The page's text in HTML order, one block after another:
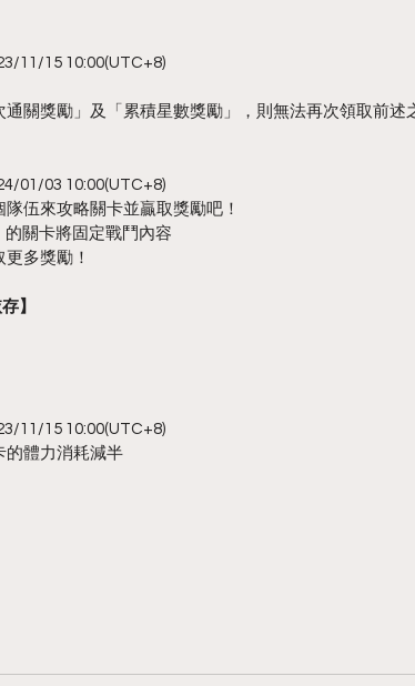
11/15 10:00(UTC+8)
關獎勵」及「累積星數獎勵」，則無法再次領取前述
01/03 10:00(UTC+8)
伍來攻略關卡並贏取獎勵吧！
關卡將固定戰鬥內容
多獎勵！
】
11/15 10:00(UTC+8)
體力消耗減半